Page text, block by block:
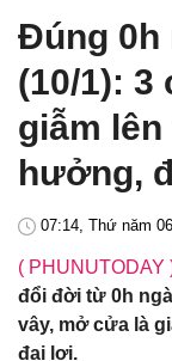
Đúng 0h
(10/1): 3
giẫm
hưởng,
07:14, Thứ năm
( PHUNUTODAY
đổi đời từ 0h
vây, mở cửa là
đại lợi.